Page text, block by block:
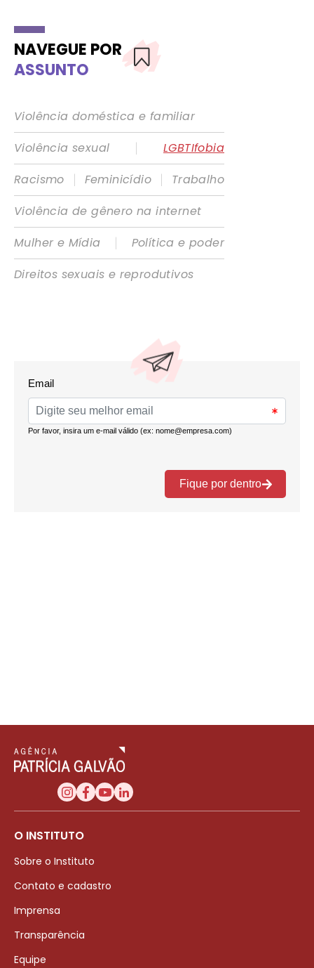
NAVEGUE POR
ASSUNTO
Violência doméstica e familiar
Violência sexual
|
LGBTIfobia
Racismo
| Feminicídio |
Trabalho
Violência de gênero na internet
Mulher e Mídia
|
Política e poder
Direitos sexuais e reprodutivos
O INSTITUTO
Sobre o Instituto
Contato e cadastro
Imprensa
Transparência
Equipe